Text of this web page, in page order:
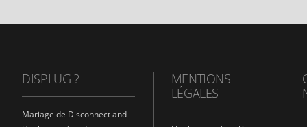
DISPLUG ?
Mariage de Disconnect and
MENTIONS
LÉGALES